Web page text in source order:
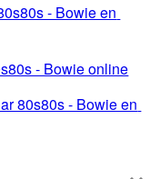
- Bowie en
- Bowie online
80s80s - Bowie en